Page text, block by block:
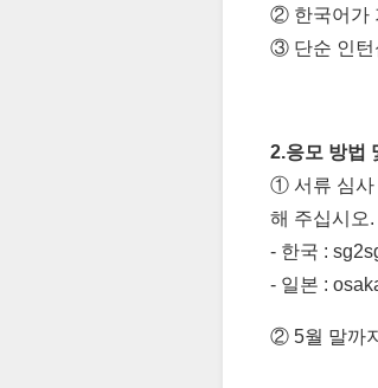
② 한국어가
③ 단순 인턴
2.응모 방법
① 서류 심사
해 주십시오
- 한국 :
- 일본 :
② 5월 말까